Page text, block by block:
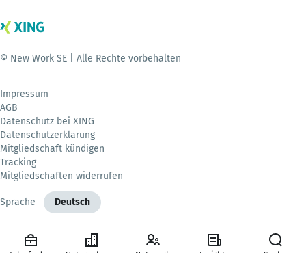
© New Work SE | Alle Rechte vorbehalten
Impressum
AGB
Datenschutz bei XING
Datenschutzerklärung
Mitgliedschaft kündigen
Tracking
Mitgliedschaften widerrufen
Sprache Deutsch